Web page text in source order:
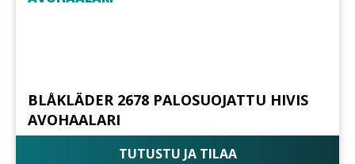
BLÅKLÄDER 2678 PALOSUOJATTU HIVIS
AVOHAALARI
TUTUSTU JA TILAA